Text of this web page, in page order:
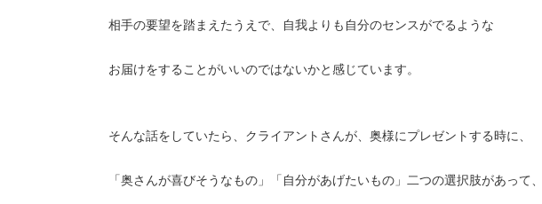
相手の要望を踏まえたうえで、自我よりも自分のセンスがでるような
お届けをすることがいいのではないかと感じています。
そんな話をしていたら、クライアントさんが、奥様にプレゼントする時に、
「奥さんが喜びそうなもの」「自分があげたいもの」二つの選択肢があって、